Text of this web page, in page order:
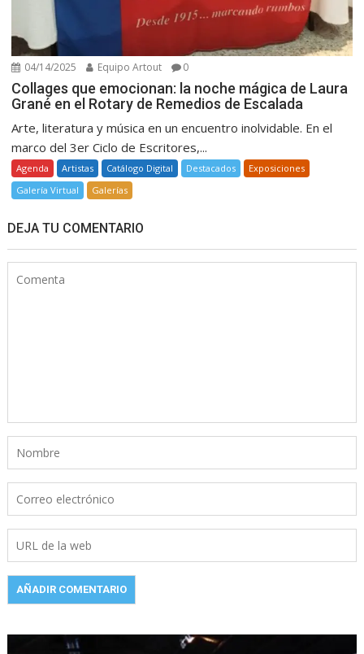
04/14/2025 Equipo Artout 0
Collages que emocionan: la noche mágica de Laura
Grané en el Rotary de Remedios de Escalada
Arte, literatura y música en un encuentro inolvidable. En el
marco del 3er Ciclo de Escritores,...
Agenda Artistas Catálogo Digital Destacados
Exposiciones
Galería Virtual
Galerías
DEJA TU COMENTARIO